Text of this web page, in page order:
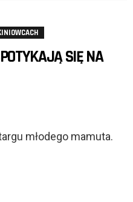
SIĘ NA
młodego mamuta.